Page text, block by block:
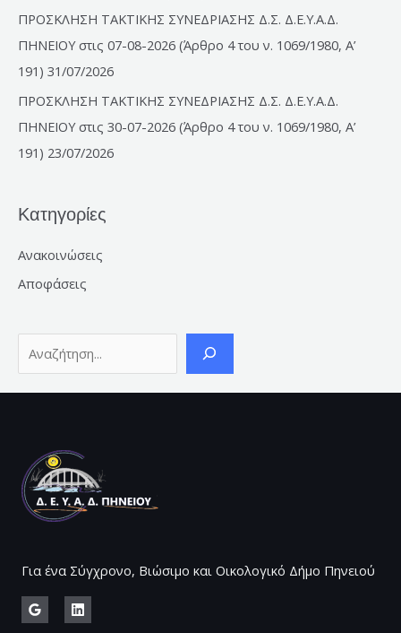
ΠΡΟΣΚΛΗΣΗ ΤΑΚΤΙΚΗΣ ΣΥΝΕΔΡΙΑΣΗΣ Δ.Σ. Δ.Ε.Υ.Α.Δ.
ΠΗΝΕΙΟΥ στις 07-08-2026 (Άρθρο 4 του ν. 1069/1980, Α’
191) 31/07/2026
ΠΡΟΣΚΛΗΣΗ ΤΑΚΤΙΚΗΣ ΣΥΝΕΔΡΙΑΣΗΣ Δ.Σ. Δ.Ε.Υ.Α.Δ.
ΠΗΝΕΙΟΥ στις 30-07-2026 (Άρθρο 4 του ν. 1069/1980, Α’
191) 23/07/2026
Κατηγορίες
Ανακοινώσεις
Αποφάσεις
Για ένα Σύγχρονο, Βιώσιμο και Οικολογικό Δήμο Πηνειού